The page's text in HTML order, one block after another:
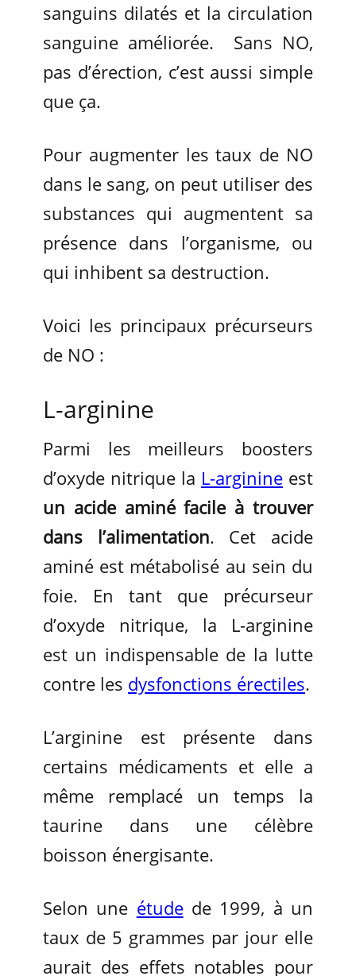
sanguins dilatés et la circulation
sanguine améliorée. Sans NO,
pas d’érection, c’est aussi simple
que ça.
Pour augmenter les taux de NO
dans le sang, on peut utiliser des
substances qui augmentent sa
présence dans l’organisme, ou
qui inhibent sa destruction.
Voici les principaux précurseurs
de NO :
L-arginine
Parmi les meilleurs boosters
d’oxyde nitrique la L-arginine est
un acide aminé facile à trouver
dans l’alimentation. Cet acide
aminé est métabolisé au sein du
foie. En tant que précurseur
d’oxyde nitrique, la L-arginine
est un indispensable de la lutte
contre les dysfonctions érectiles.
L’arginine est présente dans
certains médicaments et elle a
même remplacé un temps la
taurine dans une célèbre
boisson énergisante.
Selon une étudede 1999, à un
taux de 5 grammes par jour elle
aurait des effets notables pour